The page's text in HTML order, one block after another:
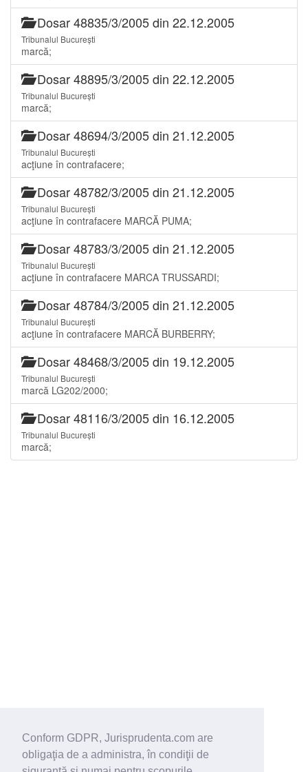
Conform GDPR, Jurisprudenta.com are
obligaţia de a administra, în condiţii de
Dosar 48835/3/2005 din 22.12.2005
Tribunalul București
marcă;
Dosar 48895/3/2005 din 22.12.2005
Tribunalul București
marcă;
Dosar 48694/3/2005 din 21.12.2005
Tribunalul București
acţiune în contrafacere;
Dosar 48782/3/2005 din 21.12.2005
Tribunalul București
acţiune în contrafacere MARCĂ PUMA;
Dosar 48783/3/2005 din 21.12.2005
Tribunalul București
acţiune în contrafacere MARCA TRUSSARDI;
Dosar 48784/3/2005 din 21.12.2005
Tribunalul București
acţiune în contrafacere MARCĂ BURBERRY;
Dosar 48468/3/2005 din 19.12.2005
Tribunalul București
marcă LG202/2000;
Dosar 48116/3/2005 din 16.12.2005
Tribunalul București
marcă;